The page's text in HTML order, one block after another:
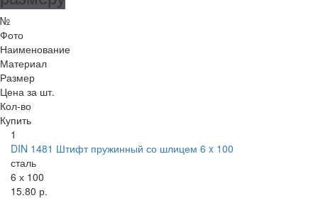
№
Фото
Наименование
Материал
Размер
Цена за шт.
Кол-во
Купить
1
DIN 1481 Штифт пружинный со шлицем 6 x 100
сталь
6 х 100
15.80 р.